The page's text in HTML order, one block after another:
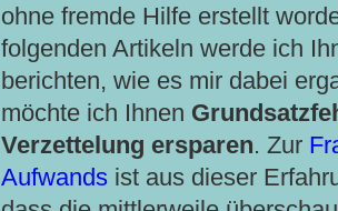
ohne fremde Hilfe erstellt
folgenden Artikeln werde ich
berichten, wie es mir dabei
möchte ich Ihnen
Verzettelung ersparen. Zur
Aufwands ist aus dieser